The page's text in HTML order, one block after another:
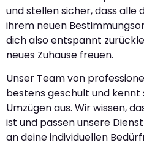
und stellen sicher, dass alle
ihrem neuen
dich also entspannt
neues Zuhause freuen.
Unser Team von
bestens geschult und
Umzügen aus. Wir wissen,
ist und passen unsere
an deine individuellen